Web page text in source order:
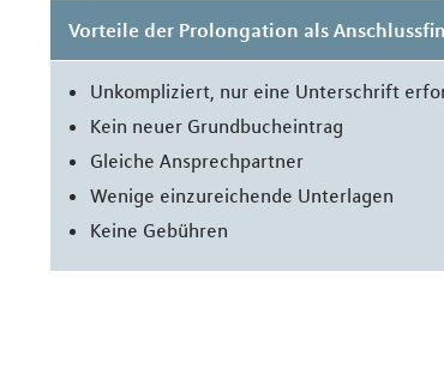
Vorteile der Prolongation als
Unkompliziert, nur eine Unterschrift
Kein neuer Grundbucheintrag
Gleiche Ansprechpartner
Wenige einzureichende Unterlagen
Keine Gebühren